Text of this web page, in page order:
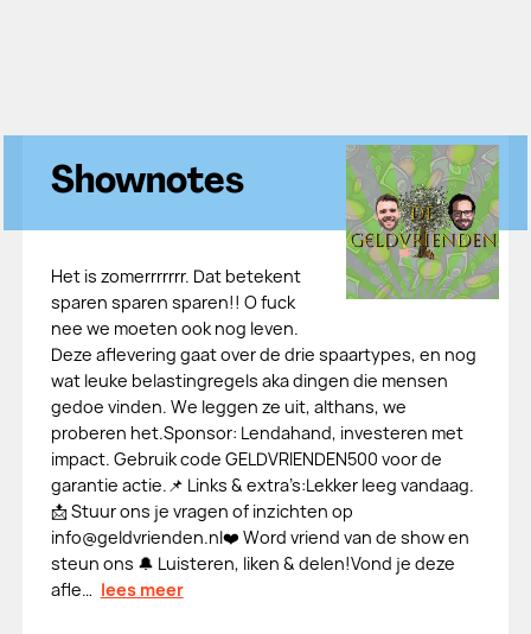
Shownotes
Het is zomerrrrrrr. Dat betekent
sparen sparen sparen!! O fuck
nee we moeten ook nog leven.
Deze aflevering gaat over de drie spaartypes, en nog
wat leuke belastingregels aka dingen die mensen
gedoe vinden. We leggen ze uit, althans, we
proberen het.Sponsor: ⁠⁠Lendahand, investeren met
impact. Gebruik code GELDVRIENDEN500 voor de
garantie actie.⁠⁠📌 Links & extra’s:Lekker leeg vandaag.
📩 Stuur ons je vragen of inzichten op
⁠⁠⁠⁠⁠info@geldvrienden.nl⁠⁠⁠⁠⁠❤️ ⁠⁠⁠⁠⁠Word vriend van de show en
steun ons ⁠⁠⁠⁠⁠🔔 Luisteren, liken & delen!Vond je deze
afle… lees meer